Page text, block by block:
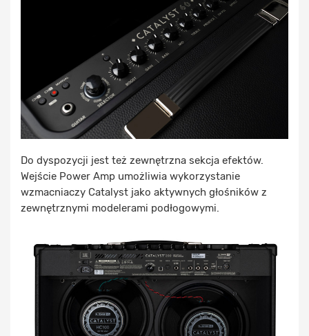
Do dyspozycji jest też zewnętrzna sekcja efektów.
Wejście Power Amp umożliwia wykorzystanie
wzmacniaczy Catalyst jako aktywnych głośników z
zewnętrznymi modelerami podłogowymi.